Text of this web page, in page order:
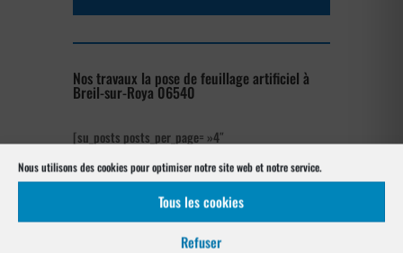
Nous utilisons des cookies pour optimiser notre site web et notre service.
Tous les cookies
Refuser
Nos travaux la pose de feuillage artificiel à
Breil-sur-Roya 06540
[su_posts posts_per_page= »4″
orderby= »rand »]
Notre gamme pour la pose
à Breil-sur-Roya 06540